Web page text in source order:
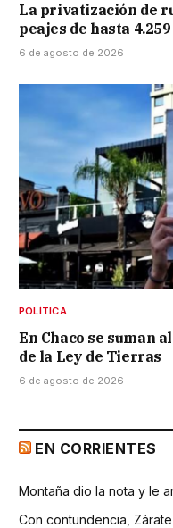
La privatización de
peajes de hasta
6 de agosto de 2026
POLÍTICA
En Chaco se suman
de la Ley de Tierras
6 de agosto de 2026
EN CORRIENTES
Montaña dio la nota y le
Con contundencia,